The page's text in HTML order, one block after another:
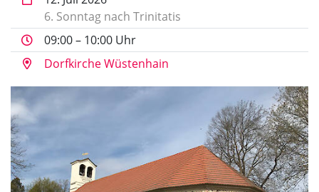
6. Sonntag nach Trinitatis
09:00 – 10:00 Uhr
Dorfkirche Wüstenhain